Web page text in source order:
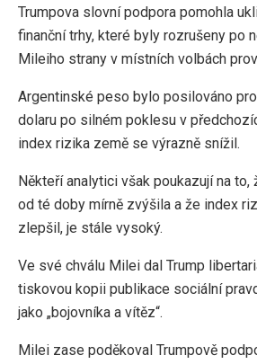
Trumpova slovní podpora pomohla
finanční trhy, které byly rozrušeny po
Mileiho strany v místních volbách
Argentinské peso bylo posilováno
dolaru po silném poklesu v
index rizika země se výrazně snížil.
Někteří analytici však poukazují na to,
od té doby mírně zvýšila a že index
zlepšil, je stále vysoký.
Ve své chválu Milei dal Trump
tiskovou kopii publikace sociální
jako „bojovníka a vítěz“.
Milei zase poděkoval Trumpově